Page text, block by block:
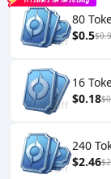
80
$0.5
16
$0.18
240
$2.46